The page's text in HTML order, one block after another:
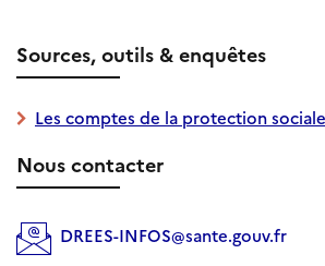
Sources, outils & enquêtes
Les comptes de la protection sociale
Nous contacter
DREES-INFOS@sante.gouv.fr